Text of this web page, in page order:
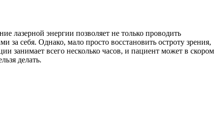
лазерной энергии позволяет не только проводить
за себя. Однако, мало просто восстановить остроту зрения,
занимает всего несколько часов, и пациент может в скором
делать.